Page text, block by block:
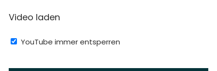
Video laden
YouTube immer entsperren